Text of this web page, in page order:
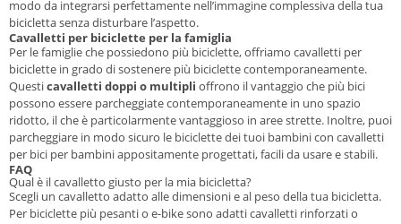
modo da integrarsi perfettamente nell’immagine complessiva della tua
bicicletta senza disturbare l’aspetto.
Cavalletti per biciclette per la famiglia
Per le famiglie che possiedono più biciclette, offriamo cavalletti per
biciclette in grado di sostenere più biciclette contemporaneamente.
Questicavalletti doppi o multipli offrono il vantaggio che più bici
possono essere parcheggiate contemporaneamente in uno spazio
ridotto, il che è particolarmente vantaggioso in aree strette. Inoltre, puoi
parcheggiare in modo sicuro le biciclette dei tuoi bambini con cavalletti
per bici per bambini appositamente progettati, facili da usare e stabili.
FAQ
Qual è il cavalletto giusto per la mia bicicletta?
Scegli un cavalletto adatto alle dimensioni e al peso della tua bicicletta.
Per biciclette più pesanti o e-bike sono adatti cavalletti rinforzati o